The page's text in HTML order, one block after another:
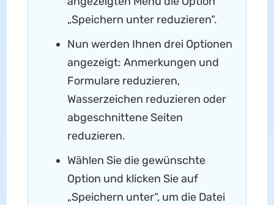
„Speichern unter reduzieren“.
Nun werden Ihnen drei Optionen
angezeigt: Anmerkungen und
Formulare reduzieren,
Wasserzeichen reduzieren oder
abgeschnittene Seiten
reduzieren.
Wählen Sie die gewünschte
Option und klicken Sie auf
„Speichern unter“, um die Datei